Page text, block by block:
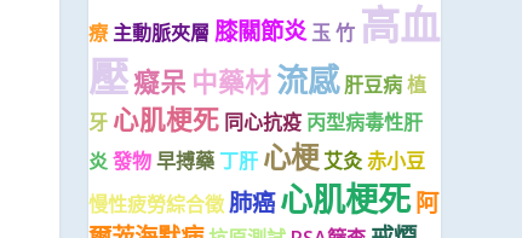
療 主動脈夾層 膝關節炎 玉 竹 高血
壓癡呆 中藥材流感 肝豆病植
牙 心肌梗死 同心抗疫 丙型病毒性肝
炎發物早搏藥 丁肝 心梗 艾灸赤小豆
慢性疲勞綜合徵肺癌心肌梗死 阿